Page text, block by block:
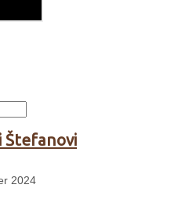
Štefanovi
2024